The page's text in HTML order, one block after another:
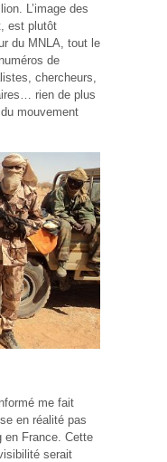
L’image des
est plutôt
du MNLA, tout le
de
chercheurs,
rien de plus
mouvement
me fait
en réalité pas
en France. Cette
serait